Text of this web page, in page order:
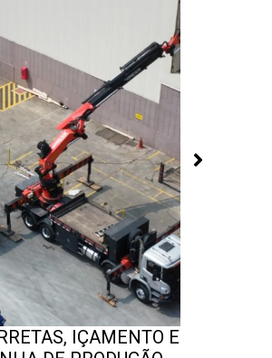
IÇAMENTO E